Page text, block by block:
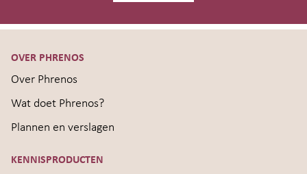
OVER PHRENOS
Over Phrenos
Wat doet Phrenos?
Plannen en verslagen
KENNISPRODUCTEN